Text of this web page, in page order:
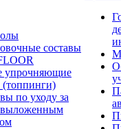
составы
упрочняющие
(топпинги)
по уходу за